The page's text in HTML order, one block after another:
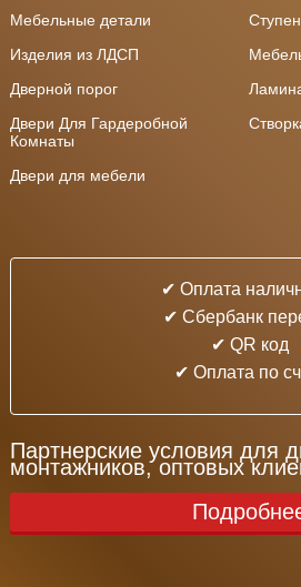
Мебельные детали
Изделия из ЛДСП
Дверной порог
Двери Для Гардеробной
Комнаты
Двери для мебели
✔ Оплата
✔ Cбербанк
✔ QR код
✔ Оплата по
Партнерские условия для
монтажников, оптовых